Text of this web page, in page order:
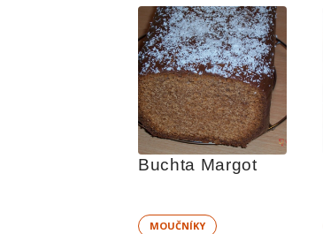
Buchta Margot
MOUČNÍKY